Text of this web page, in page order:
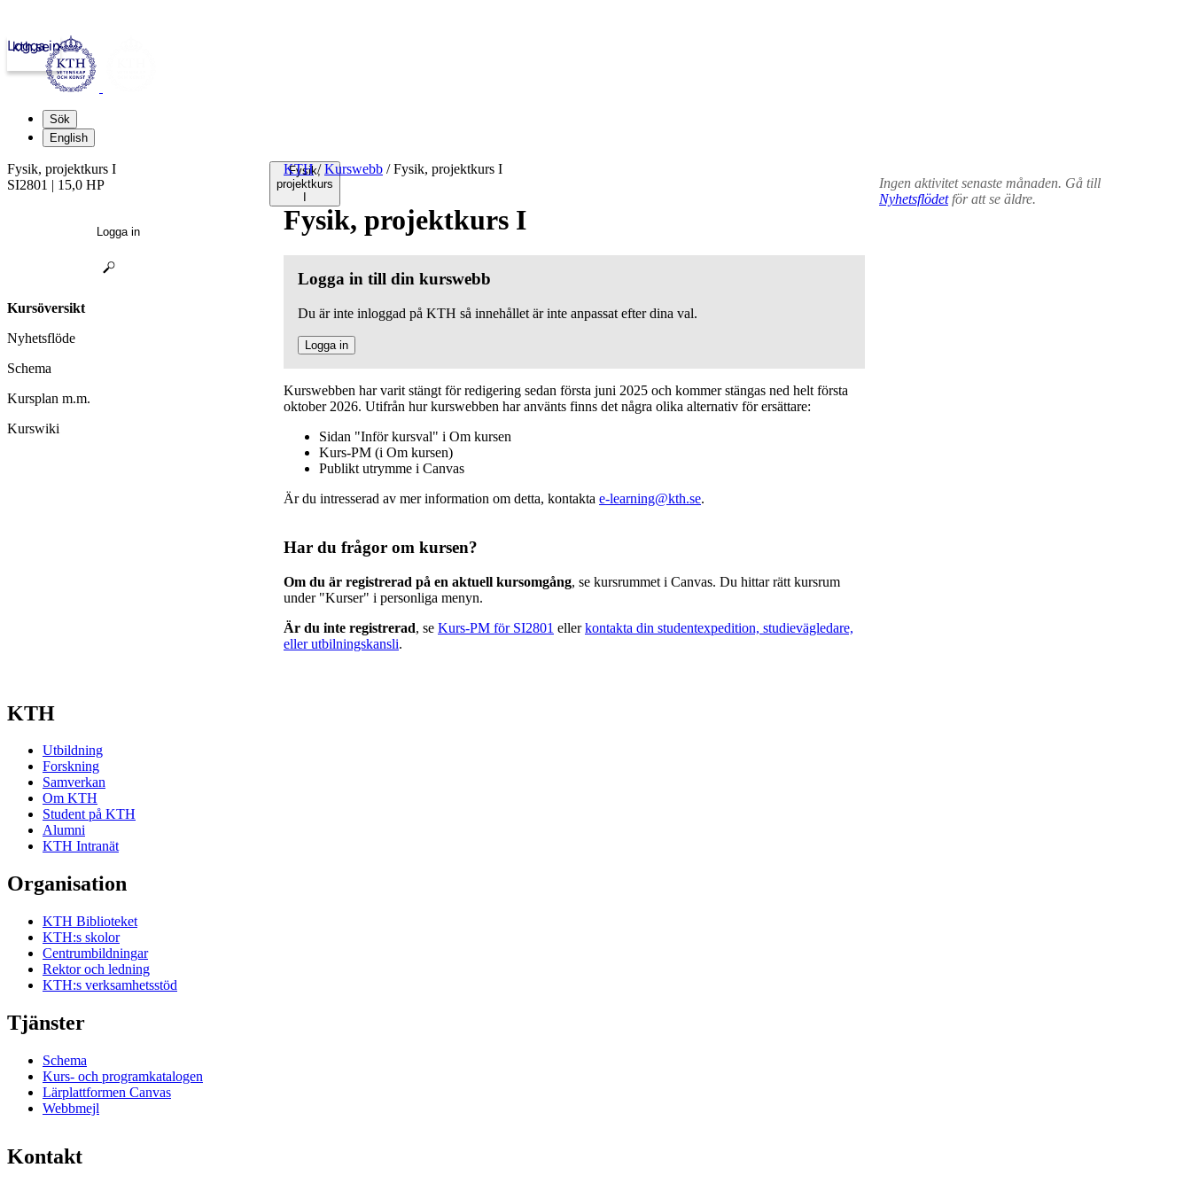
kth.se
Logga in
Sök
English
Fysik,
projektkurs
KTH / Kurswebb /Fysik, projektkurs I
Fysik, projektkurs I
Logga in till din kurswebb
Du är inte inloggad på KTH så innehållet är inte anpassat efter dina val.
Logga in
Kurswebben har varit stängt för redigering sedan första juni 2025 och kommer stängas ned helt första
oktober 2026. Utifrån hur kurswebben har använts finns det några olika alternativ för ersättare:
Sidan "Inför kursval" i Om kursen
Kurs-PM (i Om kursen)
Publikt utrymme i Canvas
Är du intresserad av mer information om detta, kontakta e-learning@kth.se.
Har du frågor om kursen?
Om du är registrerad på en aktuell kursomgång, se kursrummet i Canvas. Du hittar rätt kursrum
under "Kurser" i personliga menyn.
Är du inte registrerad, se Kurs-PM för SI2801 ellerkontakta din studentexpedition, studievägledare,
eller utbilningskansli.
Ingen aktivitet senaste månaden. Gå till
Nyhetsflödetför att se äldre.
Fysik, projektkurs I
SI2801 | 15,0 HP
Logga in
Kursöversikt
Nyhetsflöde
Schema
Kursplan m.m.
Kurswiki
KTH
Utbildning
Forskning
Samverkan
Om KTH
Student på KTH
Alumni
KTH Intranät
Organisation
KTH Biblioteket
KTH:s skolor
Centrumbildningar
Rektor och ledning
KTH:s verksamhetsstöd
Tjänster
Schema
Kurs- och programkatalogen
Lärplattformen Canvas
Webbmejl
Kontakt